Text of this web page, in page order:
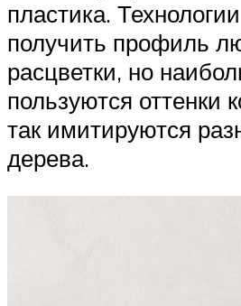
пластика.
получить профиль
расцветки, но
пользуются оттенки
так имитируются
дерева.